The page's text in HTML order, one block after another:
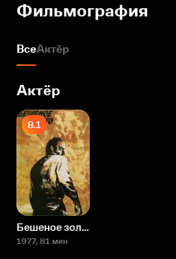
Фильмография
ВсеАктёр
Актёр
8.1
Бешеное золото
1977, 81 мин